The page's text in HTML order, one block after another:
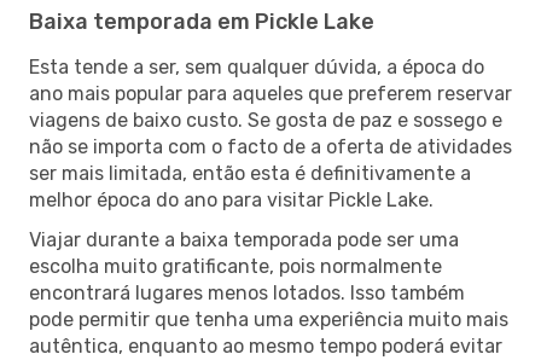
Baixa temporada em Pickle Lake
Esta tende a ser, sem qualquer dúvida, a época do
ano mais popular para aqueles que preferem reservar
viagens de baixo custo. Se gosta de paz e sossego e
não se importa com o facto de a oferta de atividades
ser mais limitada, então esta é definitivamente a
melhor época do ano para visitar Pickle Lake.
Viajar durante a baixa temporada pode ser uma
escolha muito gratificante, pois normalmente
encontrará lugares menos lotados. Isso também
pode permitir que tenha uma experiência muito mais
autêntica, enquanto ao mesmo tempo poderá evitar